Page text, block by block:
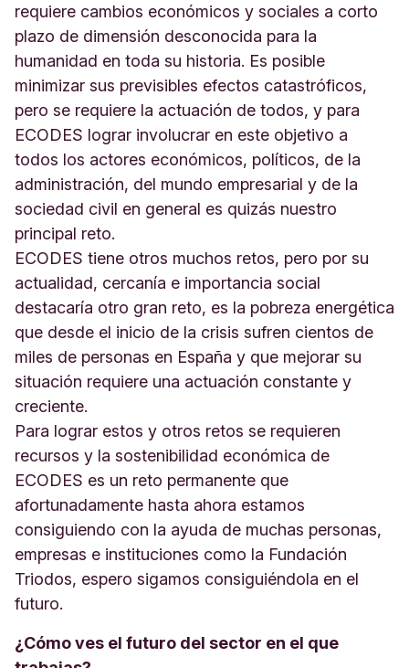
requiere cambios económicos y sociales a corto
plazo de dimensión desconocida para la
humanidad en toda su historia. Es posible
minimizar sus previsibles efectos catastróficos,
pero se requiere la actuación de todos, y para
ECODES lograr involucrar en este objetivo a
todos los actores económicos, políticos, de la
administración, del mundo empresarial y de la
sociedad civil en general es quizás nuestro
principal reto.
ECODES tiene otros muchos retos, pero por su
actualidad, cercanía e importancia social
destacaría otro gran reto, es la pobreza energética
que desde el inicio de la crisis sufren cientos de
miles de personas en España y que mejorar su
situación requiere una actuación constante y
creciente.
Para lograr estos y otros retos se requieren
recursos y la sostenibilidad económica de
ECODES es un reto permanente que
afortunadamente hasta ahora estamos
consiguiendo con la ayuda de muchas personas,
empresas e instituciones como la Fundación
Triodos, espero sigamos consiguiéndola en el
futuro.
¿Cómo ves el futuro del sector en el que